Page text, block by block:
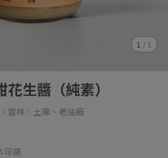
1 / 1
花生醬（純素）
雲林、土庫、老油廠
可選